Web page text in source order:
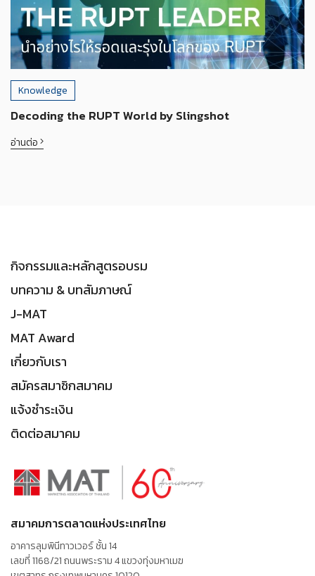
Knowledge
Decoding the RUPT World by Slingshot
อ่านต่อ
กิจกรรมและหลักสูตรอบรม
บทความ & บทสัมภาษณ์
J-MAT
MAT Award
เกี่ยวกับเรา
สมัครสมาชิกสมาคม
แจ้งชำระเงิน
ติดต่อสมาคม
สมาคมการตลาดแห่งประเทศไทย
อาคารลุมพินีทาวเวอร์ ชั้น 14
เลขที่ 1168/21 ถนนพระราม 4 แขวงทุ่งมหาเมฆ